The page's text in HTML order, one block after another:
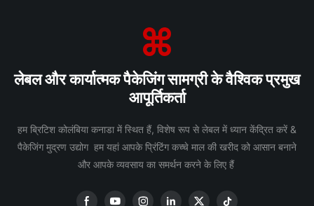
लेबल और कार्यात्मक पैकेजिंग सामग्री के वैश्विक प्रमुख
आपूर्तिकर्ता
हम ब्रिटिश कोलंबिया कनाडा में स्थित हैं, विशेष रूप से लेबल में ध्यान केंद्रित करें &
पैकेजिंग मुद्रण उद्योग हम यहां आपके प्रिंटिंग कच्चे माल की खरीद को आसान बनाने
और आपके व्यवसाय का समर्थन करने के लिए हैं